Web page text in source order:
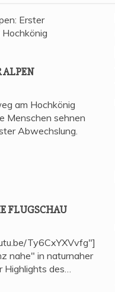
ALPEN
am Hochkönig
Menschen sehnen
Abwechslung.
FLUGSCHAU
Ty6CxYXVvfg"]
nahe" in naturnaher
des…